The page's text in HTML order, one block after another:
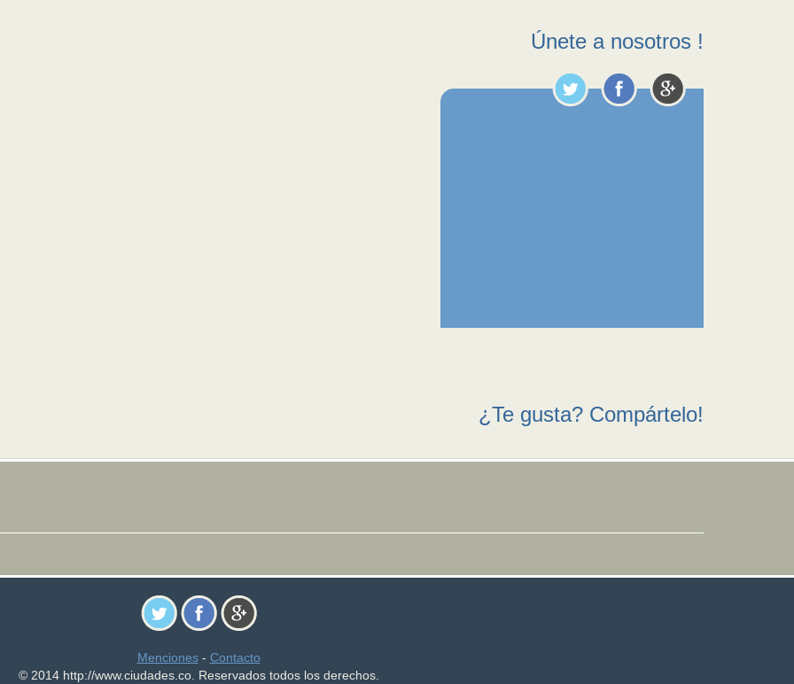
Únete a nosotros !
¿Te gusta? Compártelo!
Menciones- Contacto
© 2014 http://www.ciudades.co. Reservados todos los derechos.